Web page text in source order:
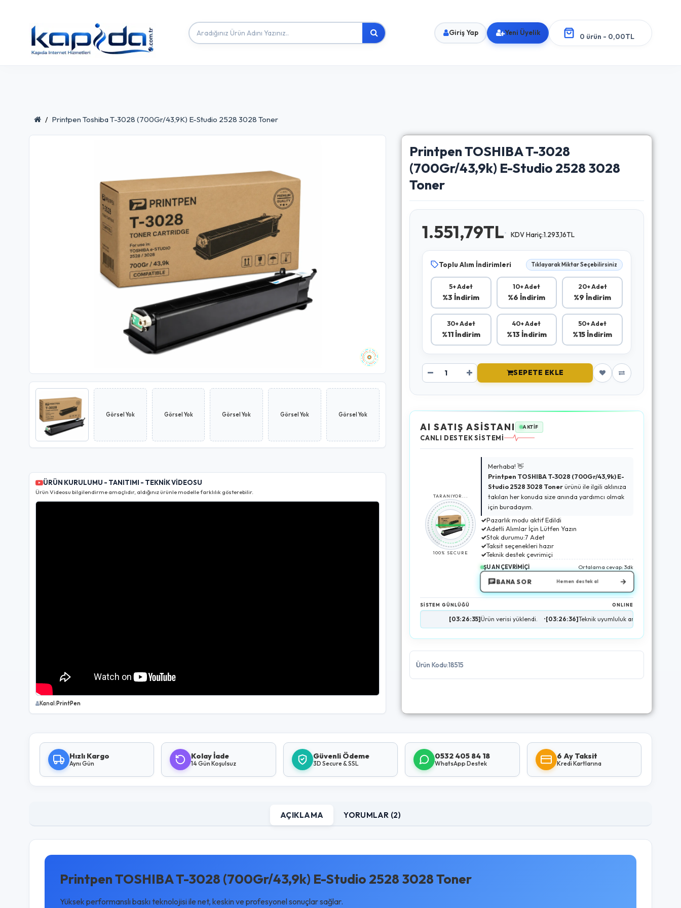
Giriş Yap Yeni Üyelik 0 ürün - 0,00TL
Printpen Toshiba T-3028 (700Gr/43,9K) E-Studio 2528 3028 Toner
Görsel Yok Görsel Yok Görsel Yok Görsel Yok Görsel Yok
ÜRÜN KURULUMU - TANITIMI - TEKNİK VİDEOSU
Ürün Videosu bilgilendirme amaçlıdır, aldığınız ürünle modelle farklılık gösterebilir.
Kanal:PrintPen
Printpen TOSHIBA T-3028
(700Gr/43,9k) E-Studio 2528 3028
Toner
1.551,79TL KDV Hariç:1.293,16TL
Toplu Alım İndirimleri Tıklayarak Miktar Seçebilirsiniz
5+ Adet
%3 İndirim
10+ Adet
%6 İndirim
20+ Adet
%9 İndirim
30+ Adet
%11 İndirim
40+ Adet
%13 İndirim
50+ Adet
%15 İndirim
SEPETE EKLE
AI SATIŞ ASİSTANI AKTİF
CANLI DESTEK SİSTEMİ
TARANIYOR...
100% SECURE
Merhaba! 👋
Printpen TOSHIBA T-3028 (700Gr/43,9k) E-
Studio 2528 3028 Tonerürünü ile ilgili aklınıza
takılan her konuda size anında yardımcı olmak
için buradayım.
✓Pazarlık modu aktif Edildi
✓Adetli Alımlar İçin Lütfen Yazın
✓Stok durumu:7 Adet
✓Taksit seçenekleri hazır
✓Teknik destek çevrimiçi
ŞU AN ÇEVRİMİÇİ Ortalama cevap: 3dk
BANA SOR Hemen destek al →
SİSTEM GÜNLÜĞÜ ONLINE
Ürün verisi yüklendi. •[03:26:36]Teknik uyumluluk analizi tamamlandı.
Ürün Kodu:18515
Hızlı Kargo
Aynı Gün
Kolay İade
14 Gün Koşulsuz
Güvenli Ödeme
3D Secure & SSL
0532 405 84 18
WhatsApp Destek
6 Ay Taksit
Kredi Kartlarına
AÇIKLAMA YORUMLAR (2)
Printpen TOSHIBA T-3028 (700Gr/43,9k) E-Studio 2528 3028 Toner
Yüksek performanslı baskı teknolojisi ile net, keskin ve profesyonel sonuçlar sağlar.